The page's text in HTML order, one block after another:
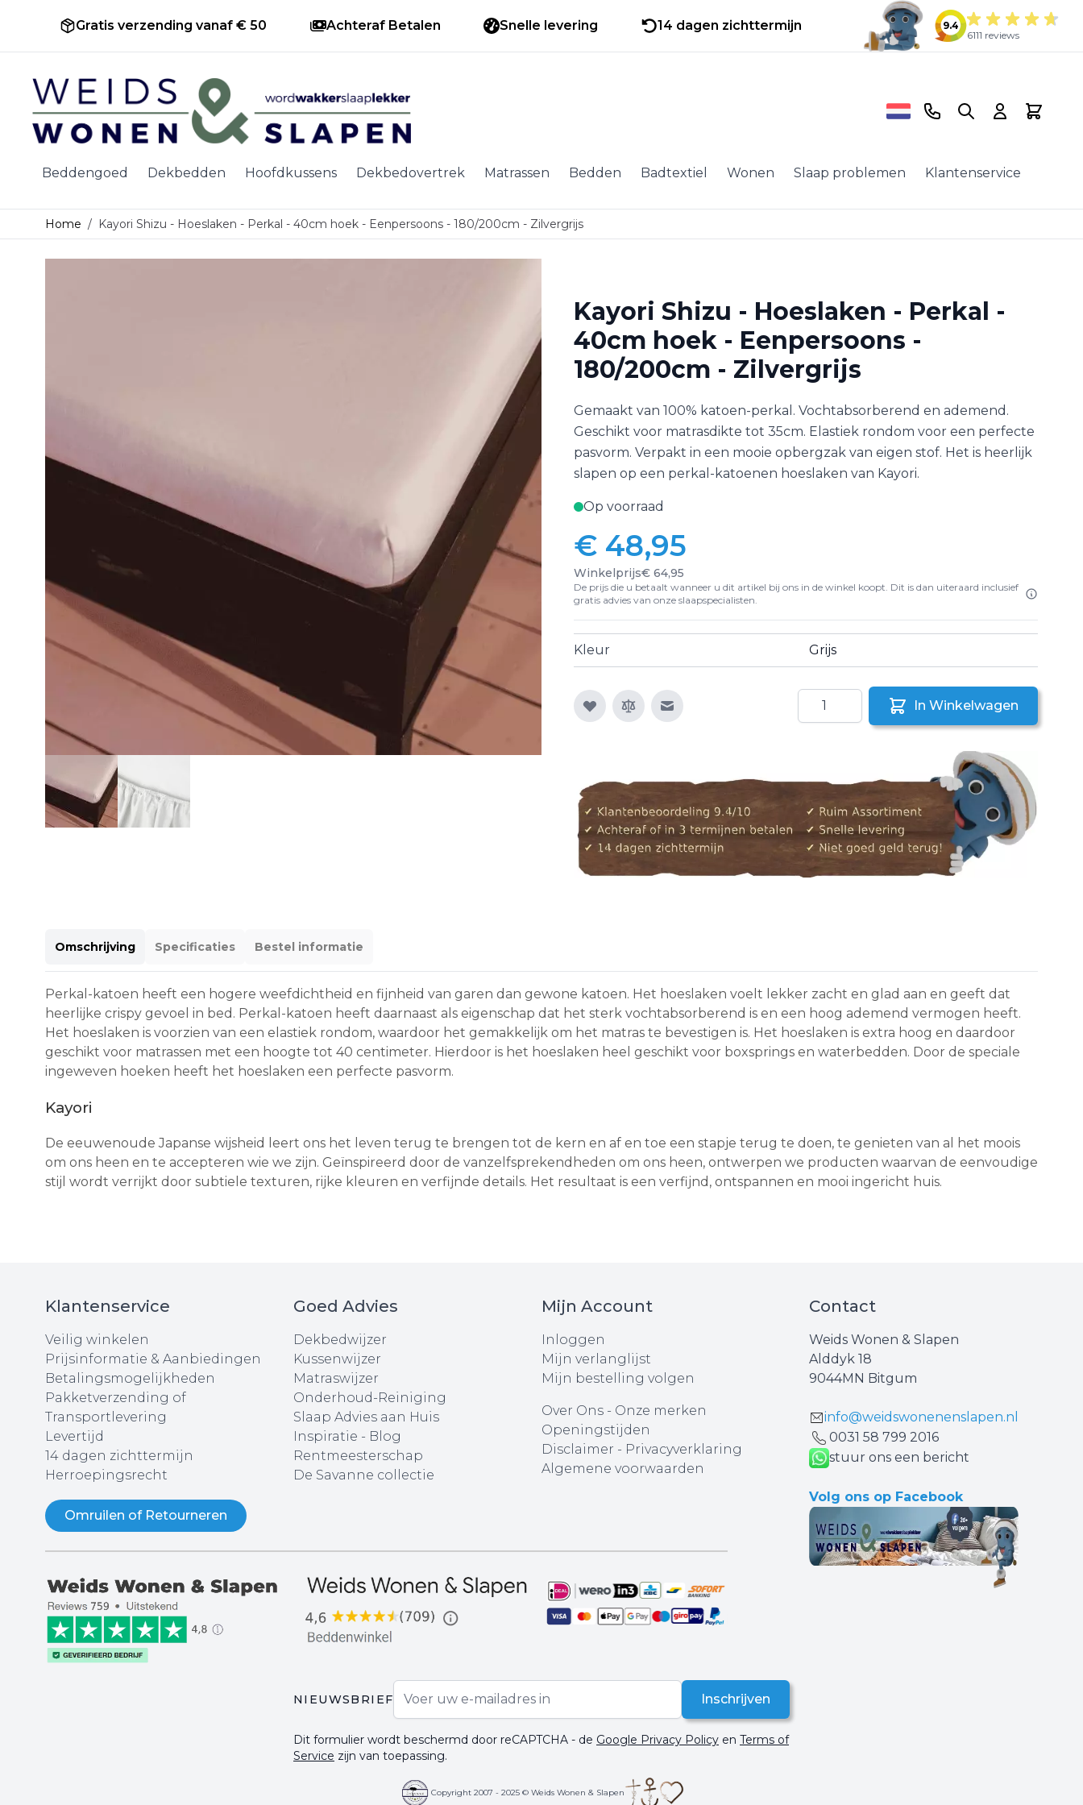
Gratis verzending vanaf € 50 Achteraf Betalen Snelle levering 14 dagen zichttermijn
9.4
6111 reviews
Ga naar de inhoud
Beddengoed Dekbedden Hoofdkussens Dekbedovertrek Matrassen Bedden Badtextiel Wonen Slaap problemen Klantenservice
Telefoonnummer
Search Cart
Home / Kayori Shizu - Hoeslaken - Perkal - 40cm hoek - Eenpersoons - 180/200cm - Zilvergrijs
Kayori Shizu - Hoeslaken - Perkal -
40cm hoek - Eenpersoons -
180/200cm - Zilvergrijs
Gemaakt van 100% katoen-perkal. Vochtabsorberend en ademend.
Geschikt voor matrasdikte tot 35cm. Elastiek rondom voor een perfecte
pasvorm. Verpakt in een mooie opbergzak van eigen stof. Het is heerlijk
slapen op een perkal-katoenen hoeslaken van Kayori.
Op voorraad
€ 48,95
Winkelprijs€ 64,95
De prijs die u betaalt wanneer u dit artikel bij ons in de winkel koopt. Dit is dan uiteraard inclusief
gratis advies van onze slaapspecialisten.
Kleur Grijs
E-mail naar een vriend
Aantal
In Winkelwagen
Omschrijving Specificaties Bestel informatie
Perkal-katoen heeft een hogere weefdichtheid en fijnheid van garen dan gewone katoen. Het hoeslaken voelt lekker zacht en glad aan en geeft dat
heerlijke crispy gevoel in bed. Perkal-katoen heeft daarnaast als eigenschap dat het sterk vochtabsorberend is en een hoog ademend vermogen heeft.
Het hoeslaken is voorzien van een elastiek rondom, waardoor het gemakkelijk om het matras te bevestigen is. Het hoeslaken is extra hoog en daardoor
geschikt voor matrassen met een hoogte tot 40 centimeter. Hierdoor is het hoeslaken heel geschikt voor boxsprings en waterbedden. Door de speciale
ingeweven hoeken heeft het hoeslaken een perfecte pasvorm.
Kayori
De eeuwenoude Japanse wijsheid leert ons het leven terug te brengen tot de kern en af en toe een stapje terug te doen, te genieten van al het moois
om ons heen en te accepteren wie we zijn. Geïnspireerd door de vanzelfsprekendheden om ons heen, ontwerpen we producten waarvan de eenvoudige
stijl wordt verrijkt door subtiele texturen, rijke kleuren en verfijnde details. Het resultaat is een verfijnd, ontspannen en mooi ingericht huis.
Klantenservice
Veilig winkelen
Prijsinformatie & Aanbiedingen
Betalingsmogelijkheden
Pakketverzending of
Transportlevering
Levertijd
14 dagen zichttermijn
Herroepingsrecht
Omruilen of Retourneren
Goed Advies
Dekbedwijzer
Kussenwijzer
Matraswijzer
Onderhoud-Reiniging
Slaap Advies aan Huis
Inspiratie - Blog
Rentmeesterschap
De Savanne collectie
Mijn Account
Inloggen
Mijn verlanglijst
Mijn bestelling volgen
Over Ons- Onze merken
Openingstijden
Disclaimer - Privacyverklaring
Algemene voorwaarden
Contact
Weids Wonen & Slapen
Alddyk 18
9044MN Bitgum
info@weidswonenenslapen.nl
0031 ‪58 799 2016‬
stuur ons een bericht
Volg ons op Facebook
NIEUWSBRIEF
E-mail adres
Inschrijven
Dit formulier wordt beschermd door reCAPTCHA - de Google Privacy Policy en Terms of
Service zijn van toepassing.
Copyright 2007 - 2025 © Weids Wonen & Slapen